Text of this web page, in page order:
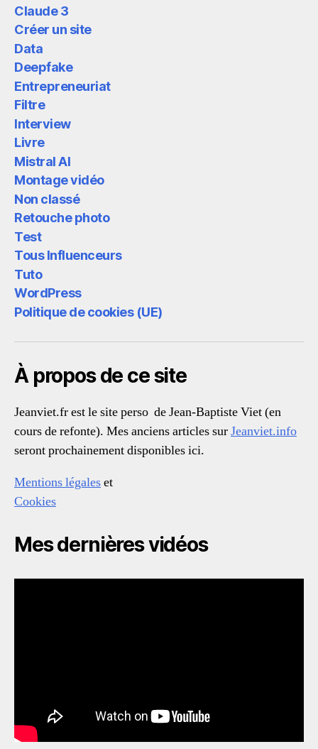
Claude 3
Créer un site
Data
Deepfake
Entrepreneuriat
Filtre
Interview
Livre
Mistral AI
Montage vidéo
Non classé
Retouche photo
Test
Tous Influenceurs
Tuto
WordPress
Politique de cookies (UE)
À propos de ce site
Jeanviet.fr est le site perso de Jean-Baptiste Viet (en
cours de refonte). Mes anciens articles surJeanviet.info
seront prochainement disponibles ici.
Mentions légaleset
Cookies
Mes dernières vidéos